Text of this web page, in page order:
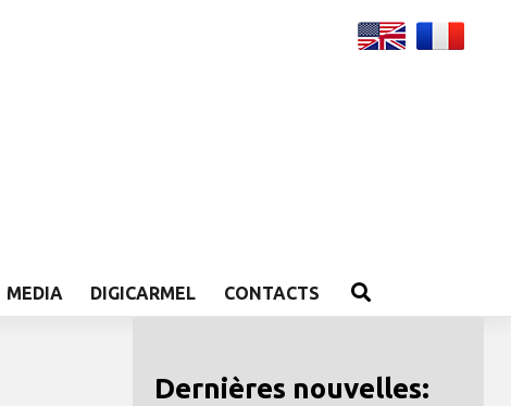
MEDIA DIGICARMEL CONTACTS
Dernières nouvelles: